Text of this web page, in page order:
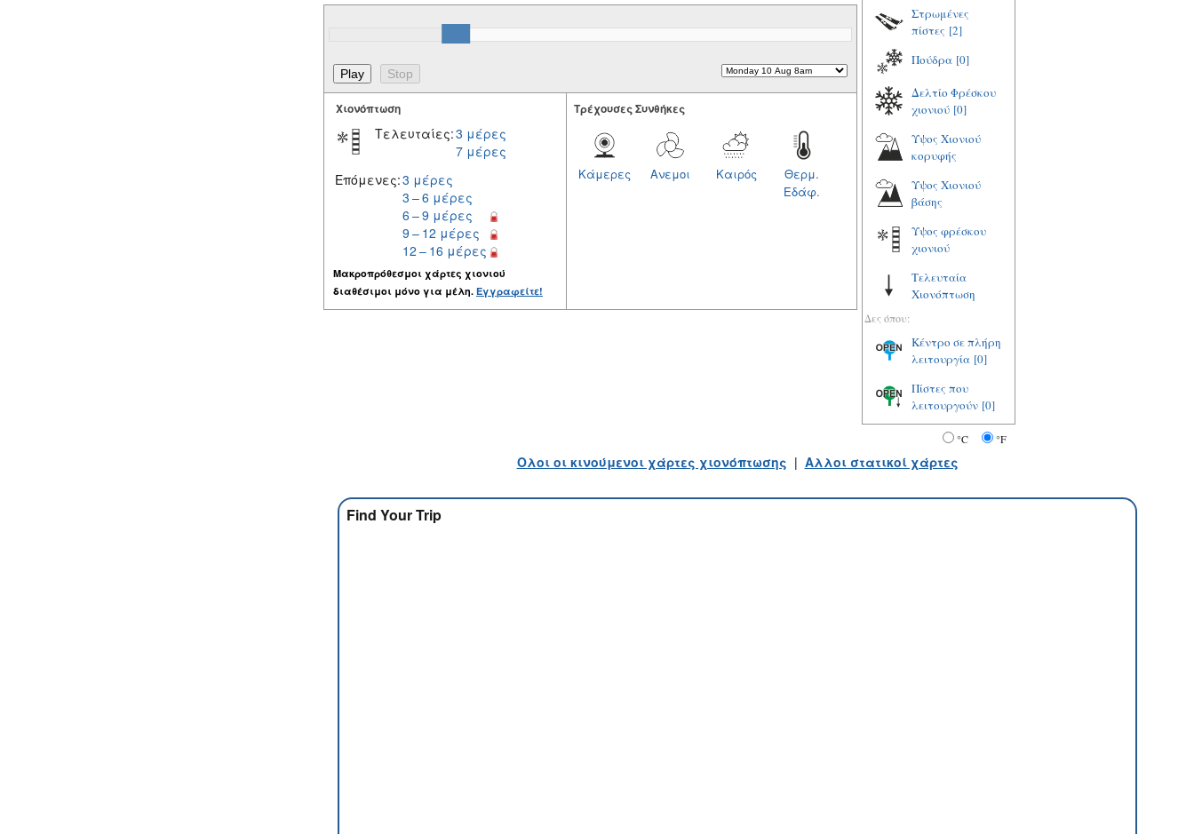
Χιονόπτωση
Τελευταίες:3 μέρες
7 μέρες
Επόμενες:3 μέρες
3 – 6 μέρες
6 – 9 μέρες
9 – 12 μέρες
12 – 16 μέρες
Μακροπρόθεσμοι χάρτες χιονιού
διαθέσιμοι μόνο για μέλη. Εγγραφείτε!
Tρέχουσες Συνθήκες
Θερμ.
Εδάφ.
Καιρός
Ανεμοι
Κάμερες
Στρωμένες
πίστες [2]
Πούδρα [0]
Δελτίο Φρέσκου
χιονιού [0]
Υψος Χιονιού
κορυφής
Υψος Χιονιού
βάσης
Υψος φρέσκου
χιονιού
Τελευταία
Χιονόπτωση
Δες όπου:
Κέντρο σε πλήρη
λειτουργία [0]
Πίστες που
λειτουργούν [0]
°C °F
Ολοι οι κινούμενοι χάρτες χιονόπτωσης | Αλλοι στατικοί χάρτες
Find Your Trip